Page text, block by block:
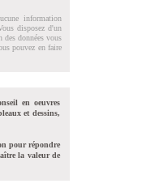
information
disposez d'un
données vous
pouvez en faire
en oeuvres
et dessins,
pour répondre
la valeur de